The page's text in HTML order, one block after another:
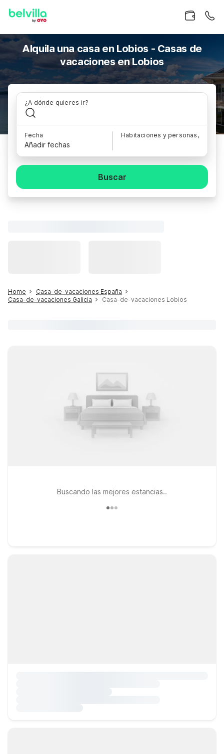
Alquila una casa en Lobios - Casas de
vacaciones en Lobios
¿A dónde quieres ir?
Fecha
Añadir fechas
Habitaciones y personas,
Buscar
Home
Casa-de-vacaciones España
Casa-de-vacaciones Galicia
Casa-de-vacaciones Lobios
Buscando las mejores estancias..